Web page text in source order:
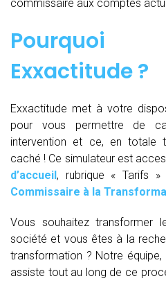
commissaire aux comptes
Exxactitude ?
Exxactitude met à votre
pour vous permettre de
intervention et ce, en totale
caché ! Ce simulateur est
d’accueil, rubrique « Tarifs
Commissaire à la
Vous souhaitez transformer
société et vous êtes à la
transformation ? Notre
assiste tout au long de ce